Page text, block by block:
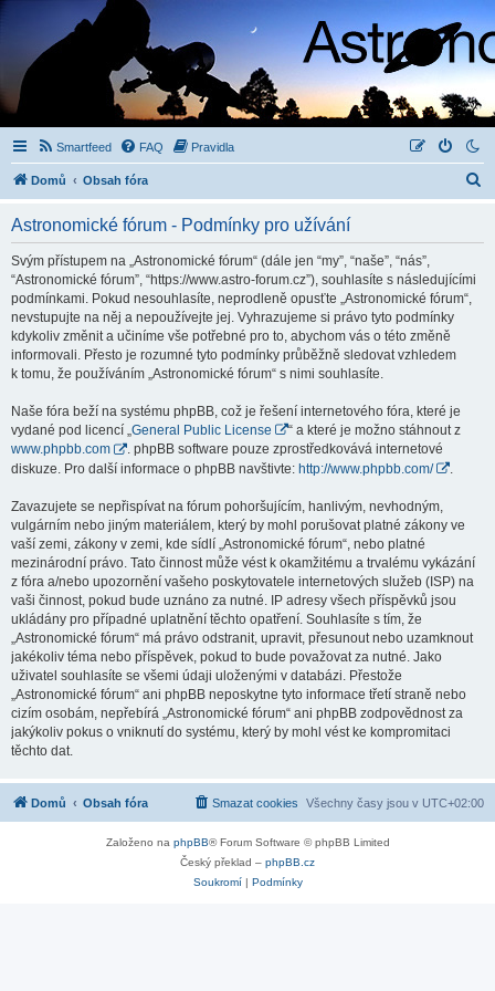
Smartfeed FAQ Pravidla
Domů Obsah fóra
Astronomické fórum - Podmínky pro užívání
Svým přístupem na „Astronomické fórum“ (dále jen “my”, “naše”, “nás”,
“Astronomické fórum”, “https://www.astro-forum.cz”), souhlasíte s následujícími
podmínkami. Pokud nesouhlasíte, neprodleně opusťte „Astronomické fórum“,
nevstupujte na něj a nepoužívejte jej. Vyhrazujeme si právo tyto podmínky
kdykoliv změnit a učiníme vše potřebné pro to, abychom vás o této změně
informovali. Přesto je rozumné tyto podmínky průběžně sledovat vzhledem
k tomu, že používáním „Astronomické fórum“ s nimi souhlasíte.
Naše fóra beží na systému phpBB, což je řešení internetového fóra, které je
vydané pod licencí „General Public License
“ a které je možno stáhnout z
www.phpbb.com
. phpBB software pouze zprostředkovává internetové
diskuze. Pro další informace o phpBB navštivte: http://www.phpbb.com/
Zavazujete se nepřispívat na fórum pohoršujícím, hanlivým, nevhodným,
vulgárním nebo jiným materiálem, který by mohl porušovat platné zákony ve
vaší zemi, zákony v zemi, kde sídlí „Astronomické fórum“, nebo platné
mezinárodní právo. Tato činnost může vést k okamžitému a trvalému vykázání
z fóra a/nebo upozornění vašeho poskytovatele internetových služeb (ISP) na
vaši činnost, pokud bude uznáno za nutné. IP adresy všech příspěvků jsou
ukládány pro případné uplatnění těchto opatření. Souhlasíte s tím, že
„Astronomické fórum“ má právo odstranit, upravit, přesunout nebo uzamknout
jakékoliv téma nebo příspěvek, pokud to bude považovat za nutné. Jako
uživatel souhlasíte se všemi údaji uloženými v databázi. Přestože
„Astronomické fórum“ ani phpBB neposkytne tyto informace třetí straně nebo
cizím osobám, nepřebírá „Astronomické fórum“ ani phpBB zodpovědnost za
jakýkoliv pokus o vniknutí do systému, který by mohl vést ke kompromitaci
těchto dat.
Domů Obsah fóra Všechny časy jsou v UTC+02:00
Smazat cookies
Založeno na phpBB® Forum Software © phpBB Limited
Český překlad – phpBB.cz
Soukromí| Podmínky